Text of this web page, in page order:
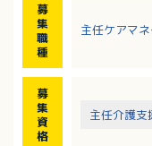
・各種ケア
募
集
職
種
主任ケアマ
募
集
資
格
主任介護支